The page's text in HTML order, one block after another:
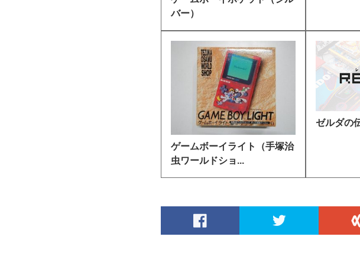
バー）
ゲームボーイライト（手塚治
虫ワールドショ...
ゼルダの